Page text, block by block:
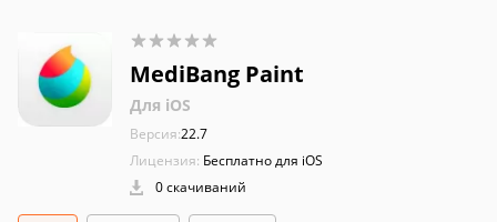
MediBang Paint
Для iOS
Версия:22.7
Лицензия: Бесплатно для iOS
0 скачиваний